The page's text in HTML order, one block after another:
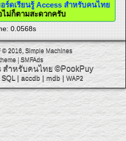
บอร์ดเรียนรู้ Access สำหรับคนไทย
อไม่ก็ตามสะดวกครับ
0.0568s
© 2016 Simple Machines
SMFAds
สำหรับคนไทย ©PookPuy
SQL | accdb|mdb| WAP2